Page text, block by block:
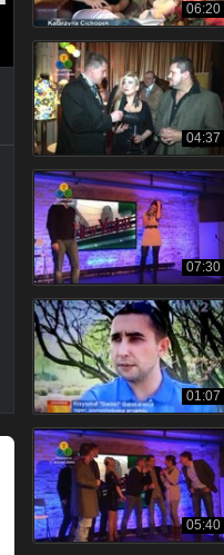
06:20
04:37
07:30
01:07
05:40